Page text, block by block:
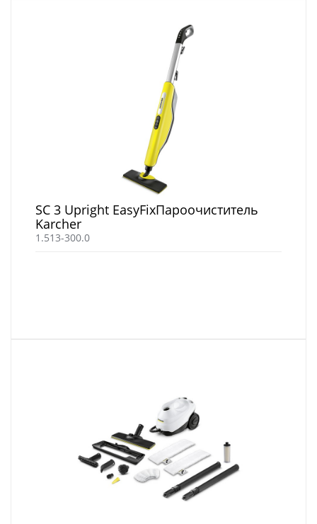
SC 3 Upright EasyFixПароочиститель
Karcher
1.513-300.0